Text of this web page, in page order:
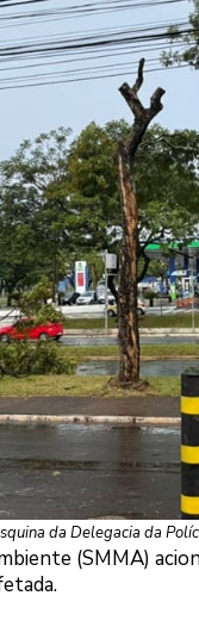
da Delegacia da
(SMMA)